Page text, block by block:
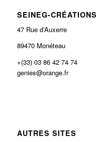
SEINEG-CRÉATIONS
47 Rue d’Auxerre
89470 Monéteau
+(33) 03 86 42 74 74
genies@orange.fr
AUTRES SITES